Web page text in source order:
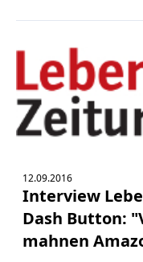
12.09.2016
Interview
Dash Button:
mahnen